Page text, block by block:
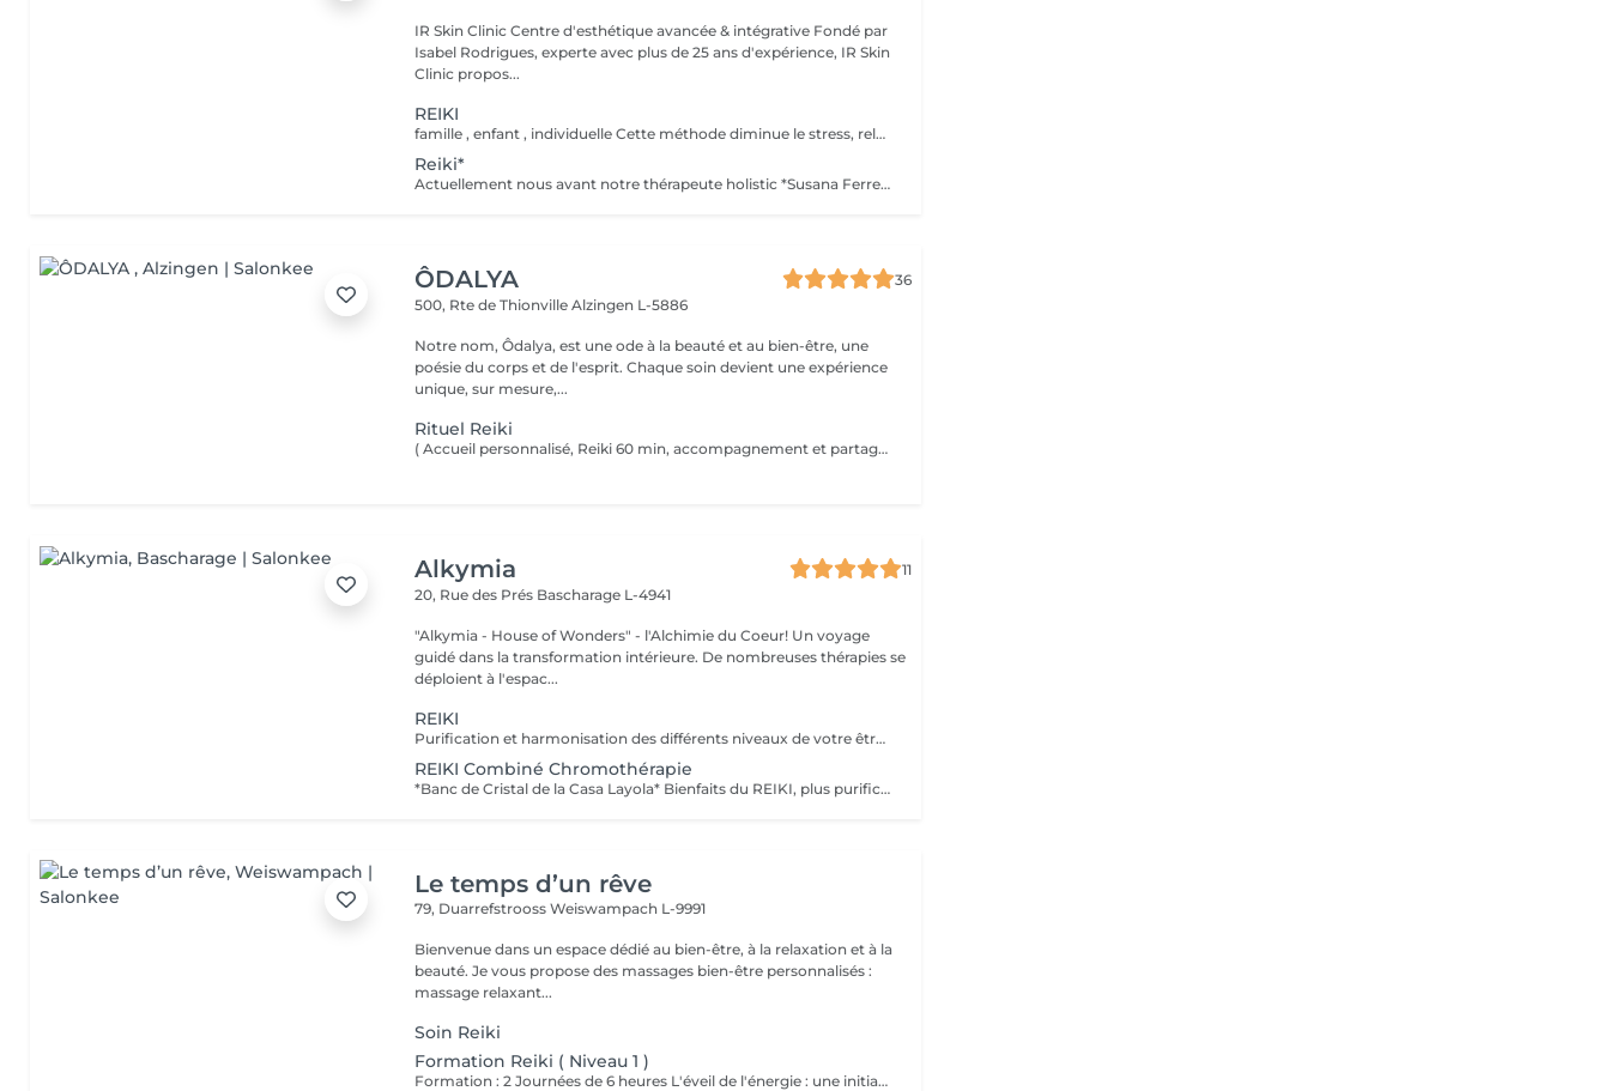
IR Skin Clinic Centre d'esthétique avancée & intégrative Fondé par
Isabel Rodrigues, experte avec plus de 25 ans d'expérience, IR Skin
Clinic propos...
REIKI
famille , enfant , individuelle Cette méthode diminue le stress, relâche les blocages émotionnels, calme les douleurs physiques, et vous amener à un bien-être général, ainsi qu'une paix intérieure. Libère les blocages énergétiques, renforce le système immunitaire, atténue la douleur et élimine les toxines du corps
Reiki*
Actuellement nous avant notre thérapeute holistic *Susana Ferreira, qui vient 1x par mois , téléphoner pour prendre rdv . famille , enfant , individuelle Libère les blocages énergétiques, renforce le système immunitaire, atténue la douleur et élimine les toxines du corps.
ÔDALYA
36
500, Rte de ThionvilleAlzingen L-5886
Notre nom, Ôdalya, est une ode à la beauté et au bien-être, une
poésie du corps et de l'esprit. Chaque soin devient une expérience
unique, sur mesure,...
Rituel Reiki
( Accueil personnalisé, Reiki 60 min, accompagnement et partage ) Soin énergétique d'origine japonaise qui permet de faire circuler et d'harmoniser l'énergie du corps. Le Reiki aide à apaiser le corps et l'esprit, favorise la relaxation, contribue à améliorer le sommeil, calme les tensions.
Alkymia
11
20, Rue des Prés Bascharage L-4941
"Alkymia - House of Wonders" - l'Alchimie du Coeur! Un voyage
guidé dans la transformation intérieure. De nombreuses thérapies se
déploient à l'espac...
REIKI
Purification et harmonisation des différents niveaux de votre être physique, émotionnel, mental et spirituel.
REIKI Combiné Chromothérapie
*Banc de Cristal de la Casa Layola* Bienfaits du REIKI, plus purification des corps subtils de l'Être dans sa globalité, permet une meilleure connexion à soi, une relaxation intense, un meilleur ancrage et une clarté d'esprit...
Le temps d’un rêve
79, DuarrefstroossWeiswampach L-9991
Bienvenue dans un espace dédié au bien-être, à la relaxation et à la
beauté. Je vous propose des massages bien-être personnalisés :
massage relaxant...
Soin Reiki
Formation Reiki ( Niveau 1 )
Formation : 2 Journées de 6 heures L'éveil de l'énergie : une initiation à l'énergie universelle du Reiki Usui. Ce 1er niveau permet d'apprendre à canaliser et transmettre l'énergie par imposition des mains, sur soi et sur autrui. La formation aborde les bases de la méthode traditionnelle de Mikao Usui, la purification énergétique, les auto-traitements et la découverte du centre intérieur. Cours en présentiel, théorique , pratique et initiation. Accessible a tous. Prévoir son pique nique.